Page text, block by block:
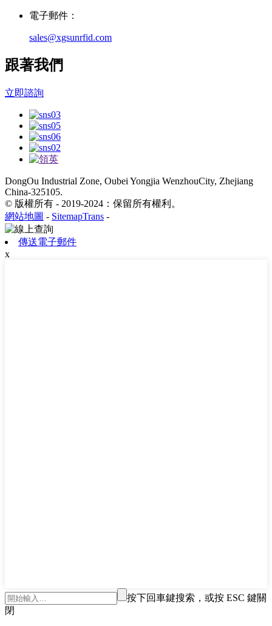
電子郵件：
sales@xgsunrfid.com
跟著我們
立即諮詢
DongOu Industrial Zone, Oubei Yongjia WenzhouCity, Zhejiang
China-325105.
© 版權所有 - 2019-2024：保留所有權利。
網站地圖 - SitemapTrans -
傳送電子郵件
x
按下回車鍵搜索，或按 ESC 鍵關
閉